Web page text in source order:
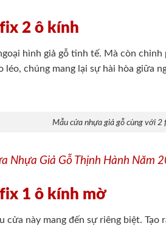
2 ô kính
hình giả gỗ tinh tế. Mà còn
chúng mang lại sự hài hòa giữa
Mẫu cửa nhựa giả gỗ cùng với 2
Nhựa Giả Gỗ Thịnh Hành Năm
1 ô kính mờ
này mang đến sự riêng biệt.